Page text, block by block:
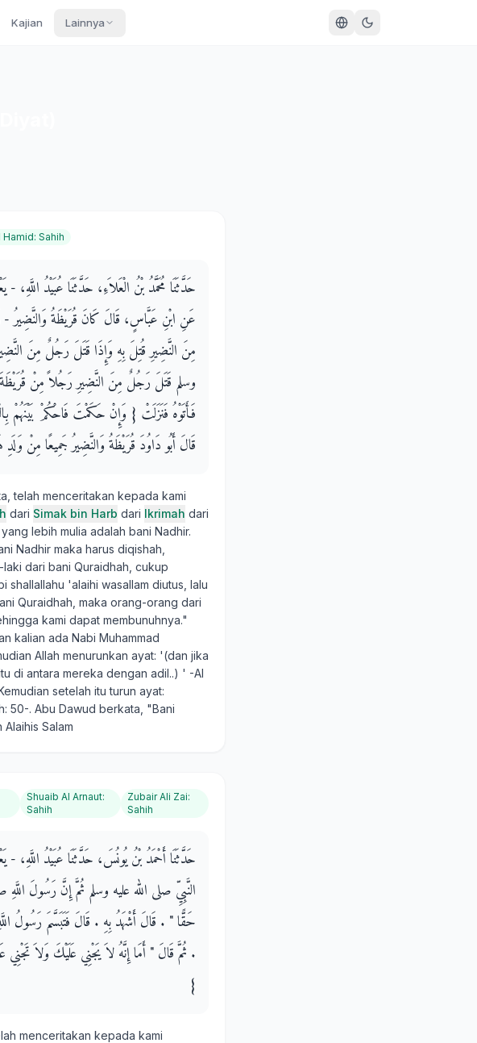
Kajian Lainnya
Hamid: Sahih
حَدَّثَنَا مُحَمَّدُ بْنُ الْعَلاَءِ، حَدَّثَنَا عُبَيْدُ
عَنِ ابْنِ عَبَّاسٍ، قَالَ كَانَ قُرَيْظَةُ
مِنَ النَّضِيرِ قُتِلَ بِهِ وَإِذَا قَتَلَ رَجُلٌ مِنَ
وسلم قَتَلَ رَجُلٌ مِنَ النَّضِيرِ رَجُلاً مِنْ قُرَيْظَةَ
فَأَتَوْهُ فَنَزَلَتْ ‏{‏ وَإِنْ حَكَمْتَ فَاحْكُمْ بَيْنَهُمْ
قَالَ أَبُو دَاوُدَ قُرَيْظَةُ وَالنَّضِيرُ جَمِيعًا مِنْ وَلَدِ
telah menceritakan kepada kami
dari Simak bin Harb dari Ikrimah dari
lebih mulia adalah bani Nadhir.
Nadhir maka harus diqishah,
dari bani Quraidhah, cukup
shallallahu 'alaihi wasallam diutus, lalu
Quraidhah, maka orang-orang dari
kami dapat membunuhnya."
kalian ada Nabi Muhammad
Allah menurunkan ayat: '(dan jika
di antara mereka dengan adil..) ' -Al
setelah itu turun ayat:
50-. Abu Dawud berkata, "Bani
Salam
Shuaib Al Arnaut:
Sahih
Zubair Ali Zai:
Sahih
حَدَّثَنَا أَحْمَدُ بْنُ يُونُسَ، حَدَّثَنَا عُبَيْدُ اللَّهِ،
النَّبِيِّ صلى الله عليه وسلم ثُمَّ إِنَّ رَسُولَ
حَقًّا ‏"‏ ‏.‏ قَالَ أَشْهَدُ بِهِ ‏.‏ قَالَ فَتَبَسَّمَ رَسُولُ
‏.‏ ثُمَّ قَالَ ‏"‏ أَمَا إِنَّهُ لاَ يَجْنِي عَلَيْكَ وَلاَ
‏}‏
menceritakan kepada kami